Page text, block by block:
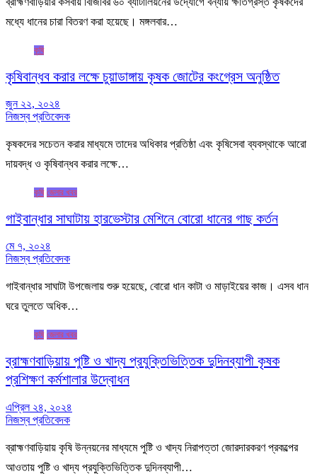
মধ্যে ধানের চারা বিতরণ করা হয়েছে। মঙ্গলবার…
কৃষি
কৃষিবান্ধব করার লক্ষে চুয়াডাঙ্গায় কৃষক জোটের কংগ্রেস অনুষ্ঠিত
জুন ২২, ২০২৪
নিজস্ব প্রতিবেদক
কৃষকদের সচেতন করার মাধ্যমে তাদের অধিকার প্রতিষ্ঠা এবং কৃষিসেবা ব্যবস্থাকে আরো
দায়বদ্ধ ও কৃষিবান্ধব করার লক্ষে…
কৃষি জেলার খবর
গাইবান্ধার সাঘাটায় হারভেস্টার মেশিনে বোরো ধানের গাছ কর্তন
মে ৭, ২০২৪
নিজস্ব প্রতিবেদক
গাইবান্ধার সাঘাটা উপজেলায় শুরু হয়েছে, বোরো ধান কাটা ও মাড়াইয়ের কাজ। এসব ধান
ঘরে তুলতে অধিক…
কৃষি জেলার খবর
ব্রাহ্মণবাড়িয়ায় পুষ্টি ও খাদ্য প্রযুক্তিভিত্তিক দুদিনব্যাপী কৃষক
প্রশিক্ষণ কর্মশালার উদ্বোধন
এপ্রিল ২৪, ২০২৪
নিজস্ব প্রতিবেদক
ব্রাহ্মণবাড়িয়ায় কৃষি উন্নয়নের মাধ্যমে পুষ্টি ও খাদ্য নিরাপত্তা জোরদারকরণ প্রকল্পের
আওতায় পুষ্টি ও খাদ্য প্রযুক্তিভিত্তিক দুদিনব্যাপী…